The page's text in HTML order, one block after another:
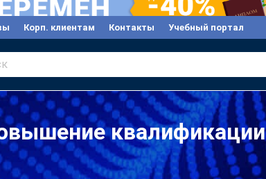
Корп. клиентам Контакты Учебный портал
квалификации